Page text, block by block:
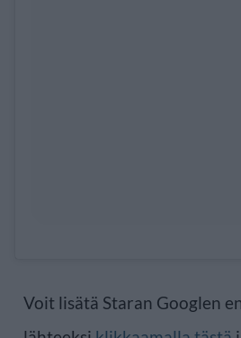
Voit lisätä Staran Googlen